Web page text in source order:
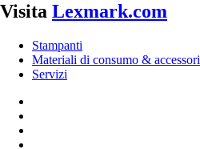
Visita Lexmark.com
Stampanti
Materiali di consumo & accessori
Servizi